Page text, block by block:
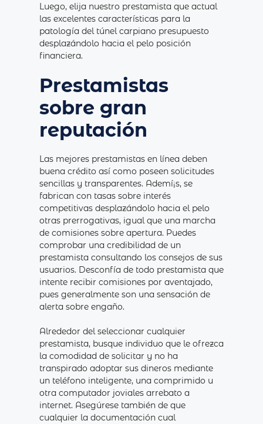
Luego, elija nuestro prestamista que actual
las excelentes características para la
patologí­a del túnel carpiano presupuesto
desplazándolo hacia el pelo posición
financiera.
Prestamistas
sobre gran
reputación
Las mejores prestamistas en línea deben
buena crédito así­ como poseen solicitudes
sencillas y transparentes. Ademí¡s, se
fabrican con tasas sobre interés
competitivas desplazándolo hacia el pelo
otras prerrogativas, igual que una marcha
de comisiones sobre apertura. Puedes
comprobar una credibilidad de un
prestamista consultando los consejos de sus
usuarios. Desconfía de todo prestamista que
intente recibir comisiones por aventajado,
pues generalmente son una sensación de
alerta sobre engaño.
Alrededor del seleccionar cualquier
prestamista, busque individuo que le ofrezca
la comodidad de solicitar y no ha
transpirado adoptar sus dineros mediante
un teléfono inteligente, una comprimido u
otra computador joviales arrebato a
internet. Asegúrese también de que
cualquier la documentación cual